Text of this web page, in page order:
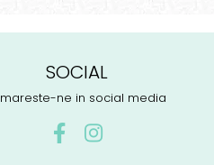
SOCIAL
ne in social media